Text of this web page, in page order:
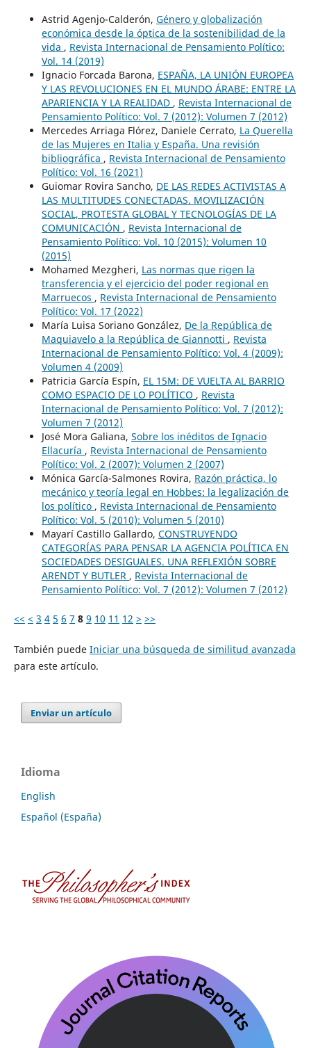
Astrid Agenjo-Calderón, Género y globalización
económica desde la óptica de la sostenibilidad de la
vida , Revista Internacional de Pensamiento Político:
Vol. 14 (2019)
Ignacio Forcada Barona, ESPAÑA, LA UNIÓN EUROPEA
Y LAS REVOLUCIONES EN EL MUNDO ÁRABE: ENTRE LA
APARIENCIA Y LA REALIDAD , Revista Internacional de
Pensamiento Político: Vol. 7 (2012): Volumen 7 (2012)
Mercedes Arriaga Flórez, Daniele Cerrato, La Querella
de las Mujeres en Italia y España. Una revisión
bibliográfica , Revista Internacional de Pensamiento
Político: Vol. 16 (2021)
Guiomar Rovira Sancho, DE LAS REDES ACTIVISTAS A
LAS MULTITUDES CONECTADAS. MOVILIZACIÓN
SOCIAL, PROTESTA GLOBAL Y TECNOLOGÍAS DE LA
COMUNICACIÓN , Revista Internacional de
Pensamiento Político: Vol. 10 (2015): Volumen 10
(2015)
Mohamed Mezgheri, Las normas que rigen la
transferencia y el ejercicio del poder regional en
Marruecos , Revista Internacional de Pensamiento
Político: Vol. 17 (2022)
María Luisa Soriano González, De la República de
Maquiavelo a la República de Giannotti , Revista
Internacional de Pensamiento Político: Vol. 4 (2009):
Volumen 4 (2009)
Patricia García Espín, EL 15M: DE VUELTA AL BARRIO
COMO ESPACIO DE LO POLÍTICO , Revista
Internacional de Pensamiento Político: Vol. 7 (2012):
Volumen 7 (2012)
José Mora Galiana, Sobre los inéditos de Ignacio
Ellacuría , Revista Internacional de Pensamiento
Político: Vol. 2 (2007): Volumen 2 (2007)
Mónica García-Salmones Rovira, Razón práctica, lo
mecánico y teoría legal en Hobbes: la legalización de
los político , Revista Internacional de Pensamiento
Político: Vol. 5 (2010): Volumen 5 (2010)
Mayarí Castillo Gallardo, CONSTRUYENDO
CATEGORÍAS PARA PENSAR LA AGENCIA POLÍTICA EN
SOCIEDADES DESIGUALES. UNA REFLEXIÓN SOBRE
ARENDT Y BUTLER , Revista Internacional de
Pensamiento Político: Vol. 7 (2012): Volumen 7 (2012)
<< < 3 4 5 6 7 8 9 10 11 12 > >>
También puede Iniciar una búsqueda de similitud avanzada
para este artículo.
Enviar un artículo
Idioma
English
Español (España)